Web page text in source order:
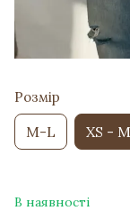
Розмір
M-L XS - M
В наявності